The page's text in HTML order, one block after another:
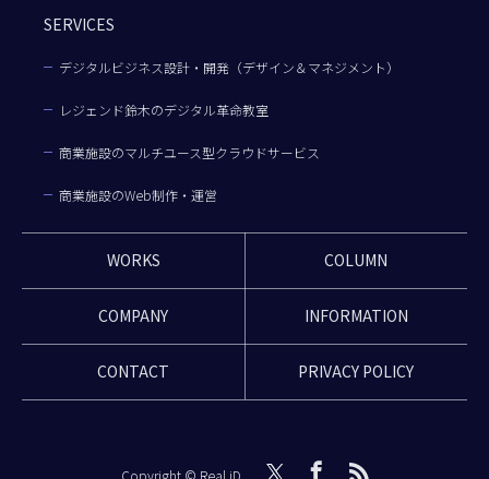
SERVICES
デジタルビジネス設計・開発（デザイン＆マネジメント）
レジェンド鈴木のデジタル革命教室
商業施設のマルチユース型クラウドサービス
商業施設のWeb制作・運営
WORKS COLUMN
COMPANY INFORMATION
CONTACT PRIVACY POLICY
Copyright © Real iD